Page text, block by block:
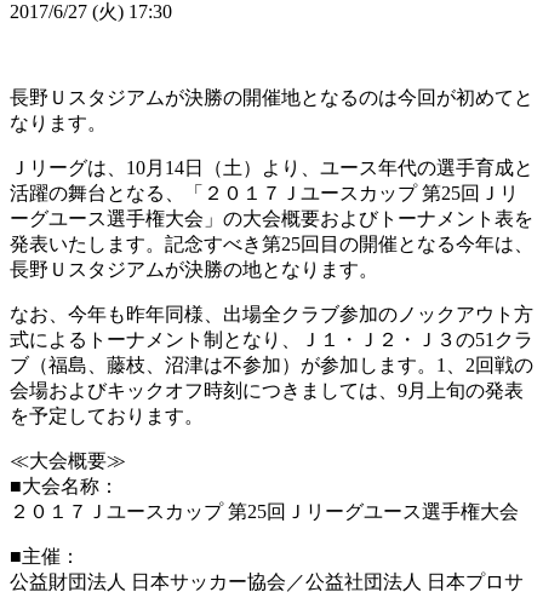
2017/6/27 (火) 17:30
長野Ｕスタジアムが決勝の開催地となるのは今回が初めてと
なります。
Ｊリーグは、10月14日（土）より、ユース年代の選手育成と
活躍の舞台となる、「２０１７Ｊユースカップ 第25回Ｊリ
ーグユース選手権大会」の大会概要およびトーナメント表を
発表いたします。記念すべき第25回目の開催となる今年は、
長野Ｕスタジアムが決勝の地となります。
なお、今年も昨年同様、出場全クラブ参加のノックアウト方
式によるトーナメント制となり、Ｊ１・Ｊ２・Ｊ３の51クラ
ブ（福島、藤枝、沼津は不参加）が参加します。1、2回戦の
会場およびキックオフ時刻につきましては、9月上旬の発表
を予定しております。
≪大会概要≫
■大会名称：
２０１７Ｊユースカップ 第25回Ｊリーグユース選手権大会
■主催：
公益財団法人 日本サッカー協会／公益社団法人 日本プロサ